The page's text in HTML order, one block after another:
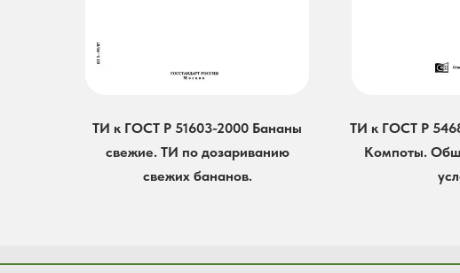
ТИ к ГОСТ Р 51603-2000 Бананы
свежие. ТИ по дозариванию
свежих бананов.
ТИ к ГОСТ Р
Компоты.